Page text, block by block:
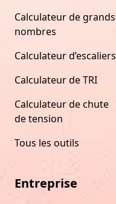
Calculateur de grands
nombres
Calculateur d’escaliers
Calculateur de TRI
Calculateur de chute
de tension
Tous les outils
Entreprise